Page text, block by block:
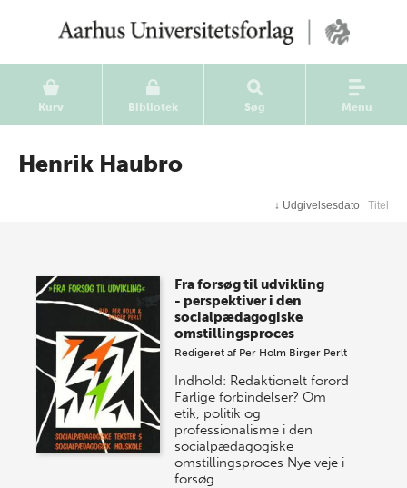
Kurv Bibliotek Søg Menu
Henrik Haubro
↓ Udgivelsesdato Titel
Fra forsøg til udvikling
- perspektiver i den
socialpædagogiske
omstillingsproces
Redigeret af Per Holm Birger Perlt
Indhold: Redaktionelt forord
Farlige forbindelser? Om
etik, politik og
professionalisme i den
socialpædagogiske
omstillingsproces Nye veje i
forsøg…